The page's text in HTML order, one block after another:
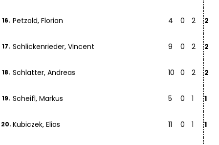
16. Petzold, Florian 4 0 2 2
17. Schlickenrieder, Vincent 9 0 2 2
18. Schlatter, Andreas 10 0 2 2
19. Scheifl, Markus 5 0 1 1
20. Kubiczek, Elias 11 0 1 1